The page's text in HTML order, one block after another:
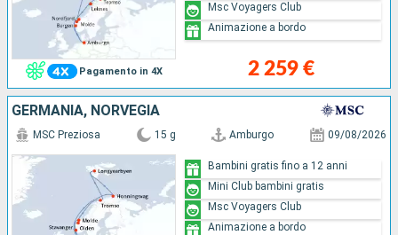
Pagamento in 4X 2 259 €
Msc Voyagers Club
Animazione a bordo
GERMANIA, NORVEGIA
MSC Preziosa 15 g Amburgo 09/08/2026
Bambini gratis fino a 12 anni
Mini Club bambini gratis
Msc Voyagers Club
Animazione a bordo